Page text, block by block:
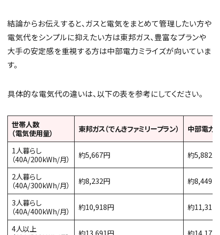
結論からお伝えすると、ガスと電気をまとめて管理したい方や
電気代をシンプルに抑えたい方は東邦ガス、豊富なプランや
大手の安定感を重視する方は中部電力ミライズが向いていま
す。
具体的な電気代の違いは、以下の表を参考にしてください。
世帯人数
（電気使用量）
東邦ガス（でんきファミリープラン） 中部電力
1人暮らし
（40A/200kWh/月）
約5,667円 約5,882円
2人暮らし
（40A/300kWh/月）
約8,232円 約8,449円
3人暮らし
（40A/400kWh/月）
約10,918円 約11,311
4人以上
約13,691円 約14,173